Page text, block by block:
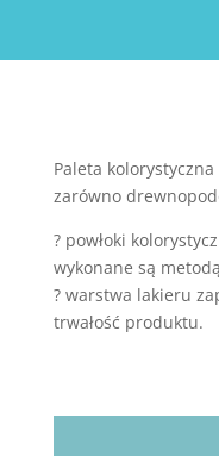
Paleta
zarówno
? powłoki
wykonane są
? warstwa lakieru
trwałość produktu.